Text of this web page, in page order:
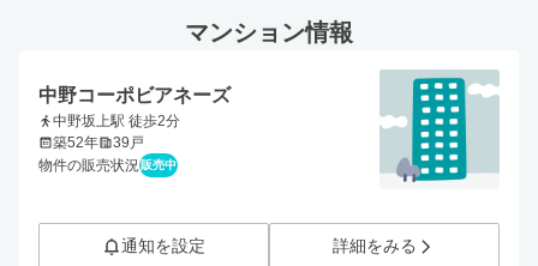
マンション情報
中野コーポビアネーズ
中野坂上駅 徒歩2分
築52年
39戸
物件の販売状況 販売中
通知を設定 詳細をみる